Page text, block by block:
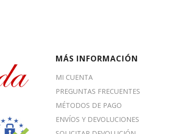
MÁS INFORMACIÓN
MI CUENTA
PREGUNTAS FRECUENTES
MÉTODOS DE PAGO
ENVÍOS Y DEVOLUCIONES